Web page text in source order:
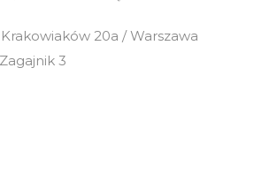
20a / Warszawa
3